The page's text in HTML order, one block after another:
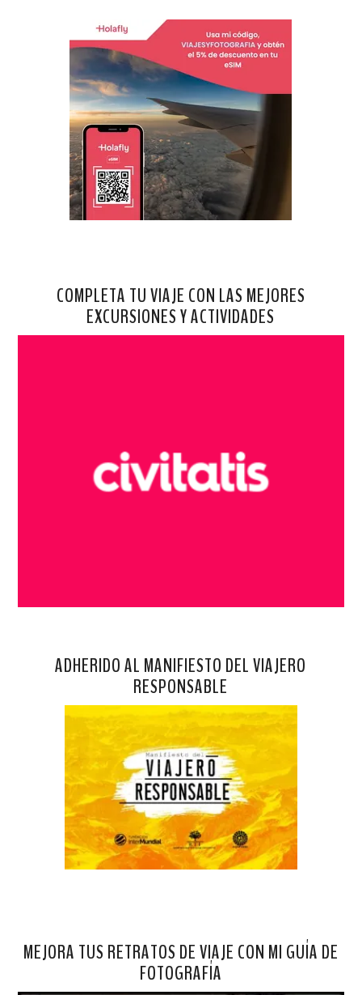
COMPLETA TU VIAJE CON LAS MEJORES
EXCURSIONES Y ACTIVIDADES
ADHERIDO AL MANIFIESTO DEL VIAJERO
RESPONSABLE
MEJORA TUS RETRATOS DE VIAJE CON MI GUÍA DE
FOTOGRAFÍA